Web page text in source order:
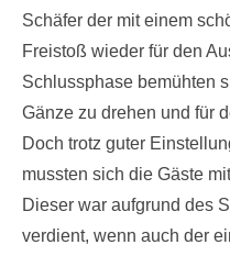
Schäfer der mit einem
Freistoß wieder für den
Schlussphase bemühten
Gänze zu drehen und für
Doch trotz guter
mussten sich die Gäste
Dieser war aufgrund des
verdient, wenn auch der